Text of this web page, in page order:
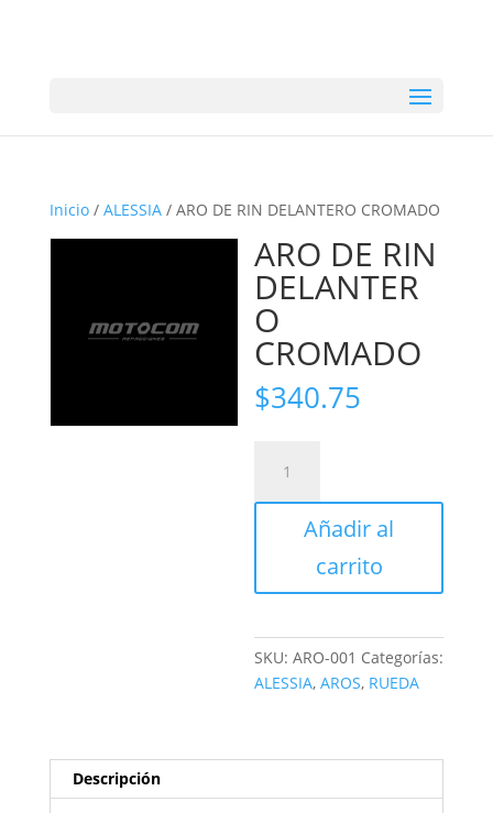
Inicio/ ALESSIA/ ARO DE RIN DELANTERO CROMADO
ARO DE RIN
DELANTER
O
CROMADO
$340.75
RIN
DELANTERO
cantidad
Añadir al
carrito
SKU:ARO-001 Categorías:
ALESSIA,AROS, RUEDA
Descripción